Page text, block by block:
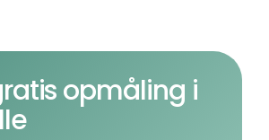
opmåling i